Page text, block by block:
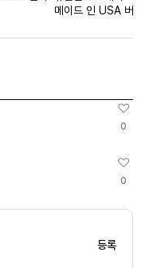
메이드 인 USA 버터
0
0
등록